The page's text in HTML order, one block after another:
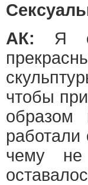
АК: Я
чтобы
образом
работали
чему не